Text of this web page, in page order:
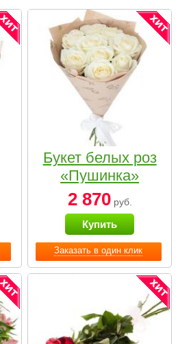
Заказать в один клик
Букет белых роз
«Пушинка»
2 870руб.
Купить